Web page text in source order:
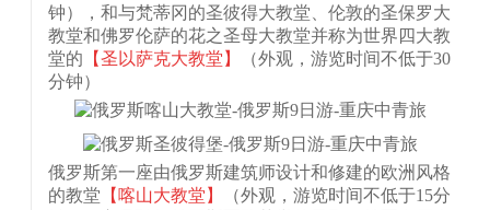
钟），和与梵蒂冈的圣彼得大教堂、伦敦的圣保罗大
教堂和佛罗伦萨的花之圣母大教堂并称为世界四大教
堂的 【圣以萨克大教堂】
（外观，游览时间不低于30
分钟）
俄罗斯第一座由俄罗斯建筑师设计和修建的欧洲风格
的教堂 【喀山大教堂】
（外观，游览时间不低于15分